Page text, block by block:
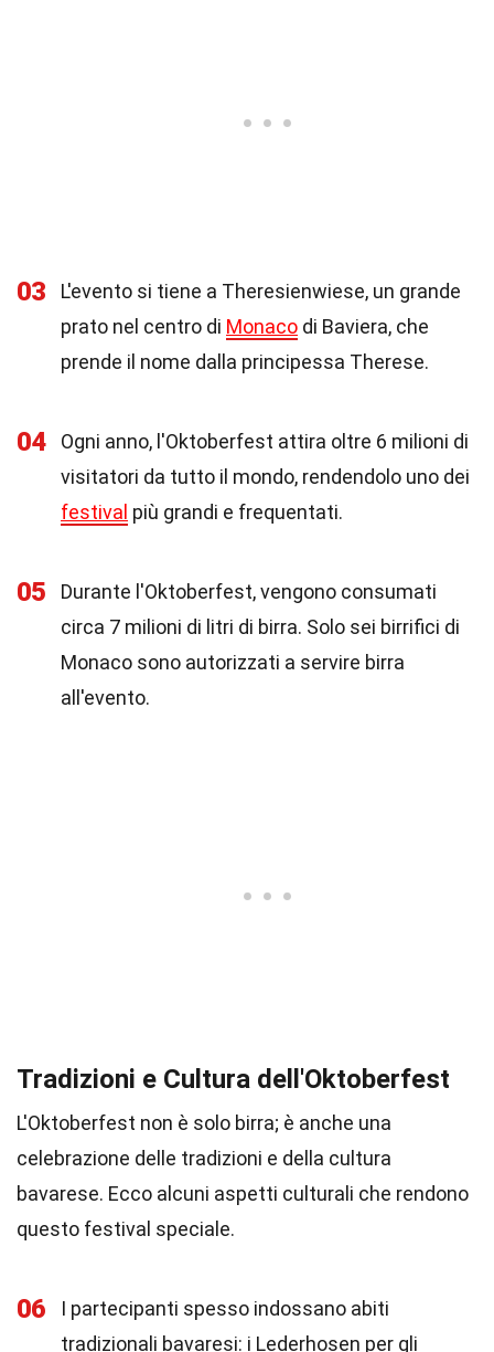
03
L'evento si tiene a Theresienwiese, un grande
prato nel centro di Monaco di Baviera, che
prende il nome dalla principessa Therese.
04
Ogni anno, l'Oktoberfest attira oltre 6 milioni di
visitatori da tutto il mondo, rendendolo uno dei
festival più grandi e frequentati.
05
Durante l'Oktoberfest, vengono consumati
circa 7 milioni di litri di birra. Solo sei birrifici di
Monaco sono autorizzati a servire birra
all'evento.
Tradizioni e Cultura dell'Oktoberfest
L'Oktoberfest non è solo birra; è anche una
celebrazione delle tradizioni e della cultura
bavarese. Ecco alcuni aspetti culturali che rendono
questo festival speciale.
06
I partecipanti spesso indossano abiti
tradizionali bavaresi: i Lederhosen per gli